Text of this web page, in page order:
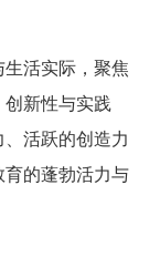
活实际，聚焦
新性与实践
活跃的创造力
的蓬勃活力与